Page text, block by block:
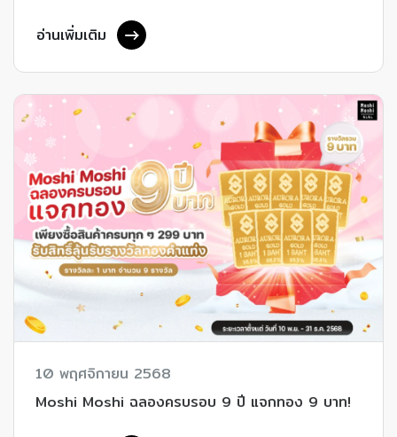
อ่านเพิ่มเติม
10 พฤศจิกายน 2568
Moshi Moshi ฉลองครบรอบ 9 ปี แจกทอง 9 บาท!